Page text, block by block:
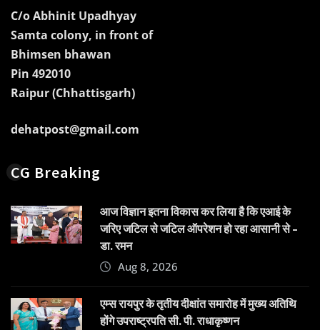
C/o Abhinit Upadhyay
Samta colony, in front of
Bhimsen bhawan
Pin 492010
Raipur (Chhattisgarh)
dehatpost@gmail.com
CG Breaking
आज विज्ञान इतना विकास कर लिया है कि एआई के
जरिए जटिल से जटिल ऑपरेशन हो रहा आसानी से –
डा. रमन
Aug 8, 2026
एम्स रायपुर के तृतीय दीक्षांत समारोह में मुख्य अतिथि
होंगे उपराष्ट्रपति सी. पी. राधाकृष्णन